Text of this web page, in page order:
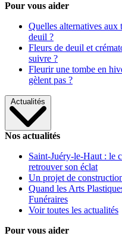
Pour vous aider
Quelles alternatives aux
deuil ?
Fleurs de deuil et
suivre ?
Fleurir une tombe en
gèlent pas ?
Actualités
Nos actualités
Saint-Juéry-le-Haut : le
retrouver son éclat
Un projet de
Quand les Arts
Funéraires
Voir toutes les actualités
Pour vous aider